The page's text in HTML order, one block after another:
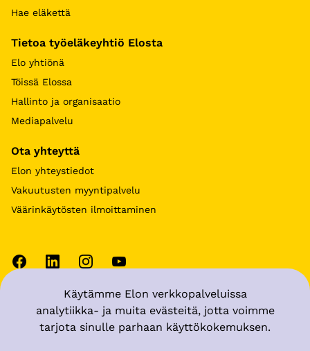
Käytämme Elon verkkopalveluissa
analytiikka- ja muita evästeitä, jotta voimme
tarjota sinulle parhaan käyttökokemuksen.
Hae eläkettä
Tietoa työeläkeyhtiö Elosta
Elo yhtiönä
Töissä Elossa
Hallinto ja organisaatio
Mediapalvelu
Ota yhteyttä
Elon yhteystiedot
Vakuutusten myyntipalvelu
Väärinkäytösten ilmoittaminen
Käyttöehdot
Tietosuoja